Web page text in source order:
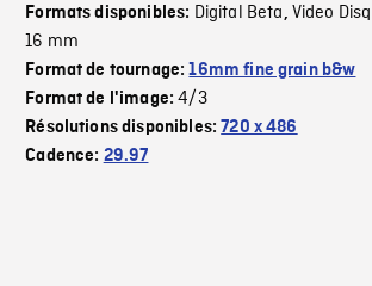
Formats disponibles: Digital Beta, Video
16 mm
Format de tournage:16mm fine grain b&w
Format de l'image:4/3
Résolutions disponibles:720 x 486
Cadence: 29.97